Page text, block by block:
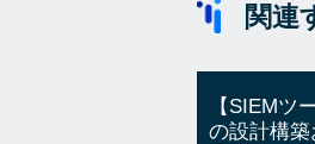
関連
【SIEMツ
の設計構